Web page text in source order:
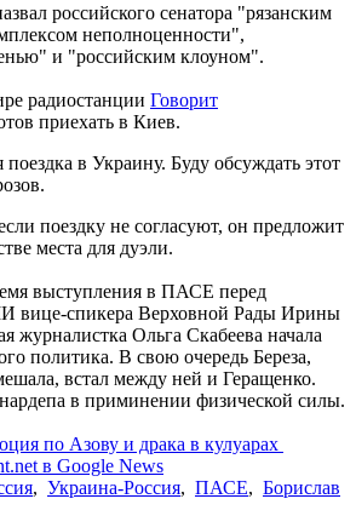
российского сенатора "рязанским
неполноценности",
и "российским клоуном".
радиостанции Говорит
приехать в Киев.
в Украину. Буду обсуждать этот
поездку не согласуют, он предложит
места для дуэли.
выступления в ПАСЕ перед
вице-спикера Верховной Рады Ирины
журналистка Ольга Скабеева начала
политика. В свою очередь Береза,
встал между ней и Геращенко.
в приминении физической силы.
по Азову и драка в кулуарах
в Google News
, Украина-Россия, ПАСЕ, Борислав